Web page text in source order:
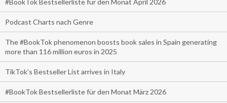
#BookTok Bestsellerliste für den Monat April 2026
Podcast Charts nach Genre
The #BookTok phenomenon boosts book sales in Spain generating
more than 116 million euros in 2025
TikTok’s Bestseller List arrives in Italy
#BookTok Bestsellerliste für den Monat März 2026